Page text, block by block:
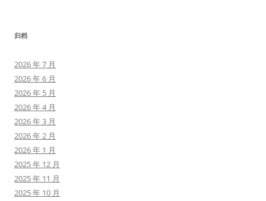
归档
2026 年 7 月
2026 年 6 月
2026 年 5 月
2026 年 4 月
2026 年 3 月
2026 年 2 月
2026 年 1 月
2025 年 12 月
2025 年 11 月
2025 年 10 月